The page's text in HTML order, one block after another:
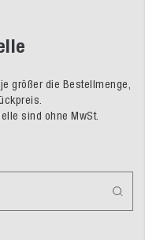
größer die Bestellmenge,
sind ohne MwSt.